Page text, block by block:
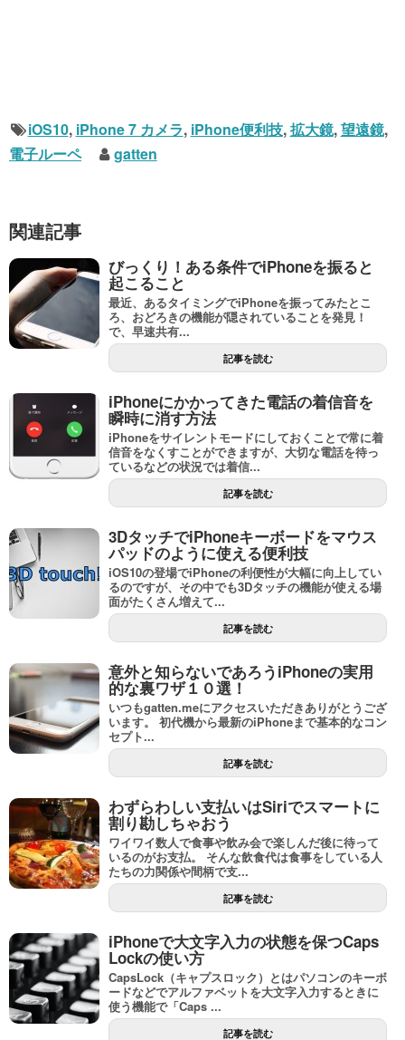
iOS10, iPhone 7 カメラ, iPhone便利技,拡大鏡,望遠鏡,
電子ルーペ
gatten
関連記事
びっくり！ある条件でiPhoneを振ると
起こること
最近、あるタイミングでiPhoneを振ってみたとこ
ろ、おどろきの機能が隠されていることを発見！
で、早速共有...
記事を読む
iPhoneにかかってきた電話の着信音を
瞬時に消す方法
iPhoneをサイレントモードにしておくことで常に着
信音をなくすことができますが、大切な電話を待っ
ているなどの状況では着信...
記事を読む
3DタッチでiPhoneキーボードをマウス
パッドのように使える便利技
iOS10の登場でiPhoneの利便性が大幅に向上してい
るのですが、その中でも3Dタッチの機能が使える場
面がたくさん増えて...
記事を読む
意外と知らないであろうiPhoneの実用
的な裏ワザ１０選！
いつもgatten.meにアクセスいただきありがとうござ
います。 初代機から最新のiPhoneまで基本的なコン
セプト...
記事を読む
わずらわしい支払いはSiriでスマートに
割り勘しちゃおう
ワイワイ数人で食事や飲み会で楽しんだ後に待って
いるのがお支払。 そんな飲食代は食事をしている人
たちの力関係や間柄で支...
記事を読む
iPhoneで大文字入力の状態を保つCaps
Lockの使い方
CapsLock（キャプスロック）とはパソコンのキーボ
ードなどでアルファベットを大文字入力するときに
使う機能で「Caps ...
記事を読む